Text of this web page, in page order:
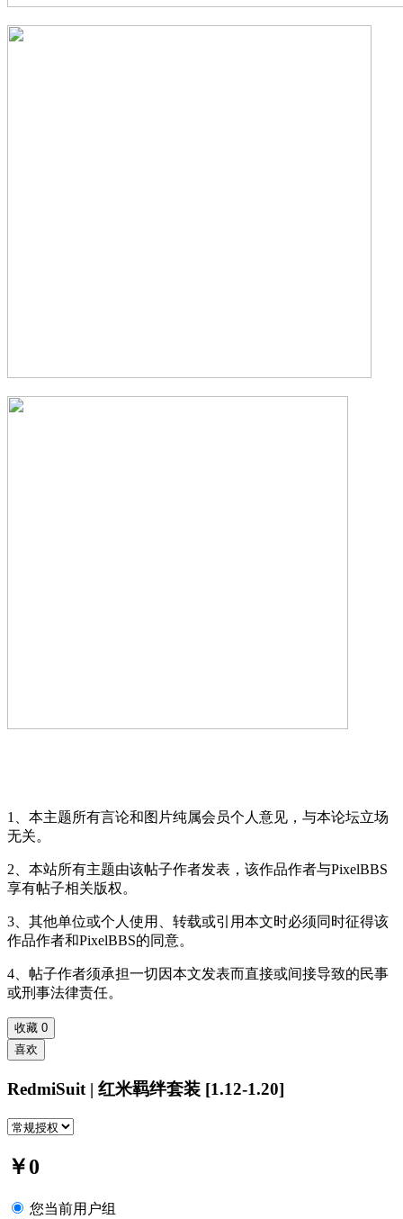
1、本主题所有言论和图片纯属会员个人意见，与本论坛立场
无关。
2、本站所有主题由该帖子作者发表，该作品作者与PixelBBS
享有帖子相关版权。
3、其他单位或个人使用、转载或引用本文时必须同时征得该
作品作者和PixelBBS的同意。
4、帖子作者须承担一切因本文发表而直接或间接导致的民事
或刑事法律责任。
收藏 0
喜欢
RedmiSuit | 红米羁绊套装 [1.12-1.20]
￥0
您当前用户组